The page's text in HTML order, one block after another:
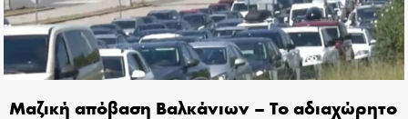
Μαζική απόβαση Βαλκάνιων – Το αδιαχώρητο